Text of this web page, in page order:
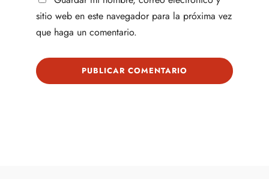
sitio web en este navegador para la próxima vez
que haga un comentario.